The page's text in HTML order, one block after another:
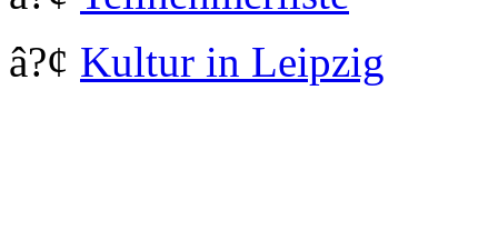
â?¢ Kultur in Leipzig